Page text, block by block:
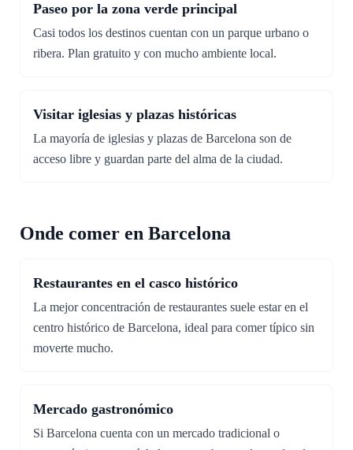
Paseo por la zona verde principal
Casi todos los destinos cuentan con un parque urbano o
ribera. Plan gratuito y con mucho ambiente local.
Visitar iglesias y plazas históricas
La mayoría de iglesias y plazas de Barcelona son de
acceso libre y guardan parte del alma de la ciudad.
Onde comer en Barcelona
Restaurantes en el casco histórico
La mejor concentración de restaurantes suele estar en el
centro histórico de Barcelona, ideal para comer típico sin
moverte mucho.
Mercado gastronómico
Si Barcelona cuenta con un mercado tradicional o